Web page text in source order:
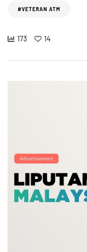
#VETERAN ATM
173 14